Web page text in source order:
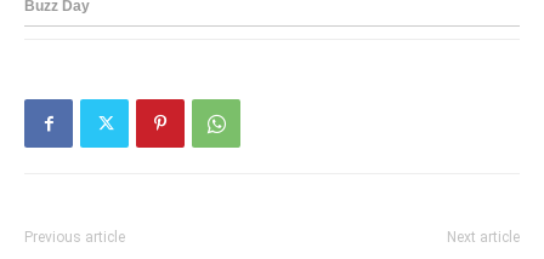
Previous article Next article